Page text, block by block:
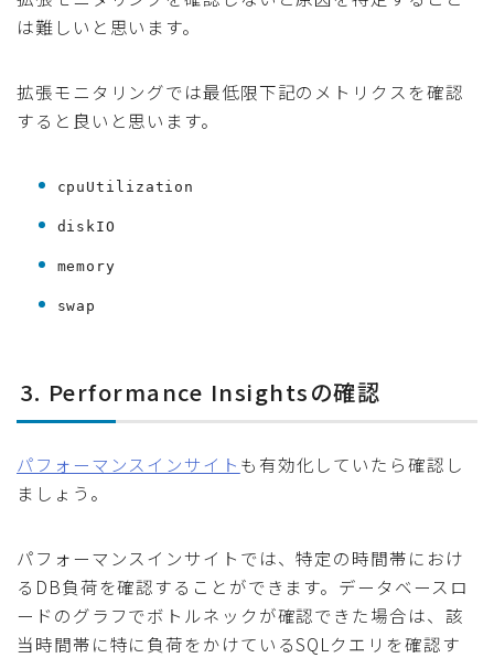
は難しいと思います。
拡張モニタリングでは最低限下記のメトリクスを確認
すると良いと思います。
cpuUtilization
diskIO
memory
swap
3. Performance Insightsの確認
パフォーマンスインサイト も有効化していたら確認し
ましょう。
パフォーマンスインサイトでは、特定の時間帯におけ
るDB負荷を確認することができます。データベースロ
ードのグラフでボトルネックが確認できた場合は、該
当時間帯に特に負荷をかけているSQLクエリを確認す